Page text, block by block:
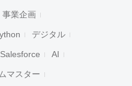
事業企画
デジタル
Salesforce AI
マスター